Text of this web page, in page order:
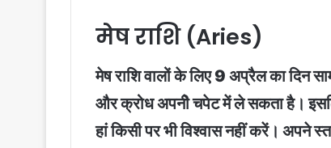
मेष राशि (Aries)
मेष राशि वालों के लिए 9 अप्रैल का दिन
और क्रोध अपनीे चपेट में ले सकता है।
हां किसी पर भी विश्वास नहीं करें। अपने